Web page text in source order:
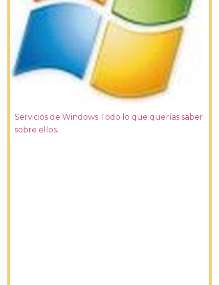
Servicios de Windows Todo lo que querías saber
sobre ellos.